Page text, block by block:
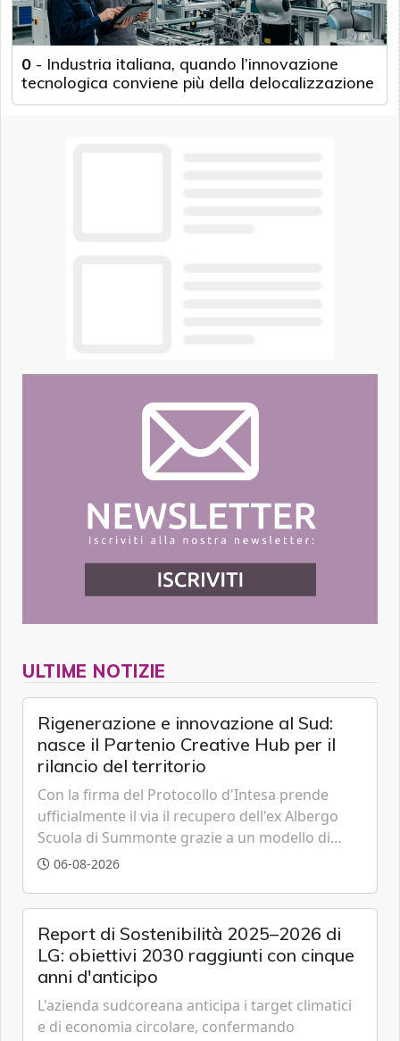
0 - Industria italiana, quando l’innovazione
tecnologica conviene più della delocalizzazione
ULTIME NOTIZIE
Rigenerazione e innovazione al Sud:
nasce il Partenio Creative Hub per il
rilancio del territorio
Con la firma del Protocollo d'Intesa prende
ufficialmente il via il recupero dell'ex Albergo
Scuola di Summonte grazie a un modello di
partenariato pubblico-privato e a una rete di
06-08-2026
Report di Sostenibilità 2025–2026 di
LG: obiettivi 2030 raggiunti con cinque
anni d'anticipo
L'azienda sudcoreana anticipa i target climatici
e di economia circolare, confermando